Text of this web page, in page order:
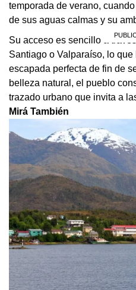
temporada de verano,
de sus aguas calmas y su
Su acceso es sencillo a
Santiago o Valparaíso, lo
escapada perfecta de fin de
belleza natural, el pueblo
trazado urbano que invita a
Mirá También